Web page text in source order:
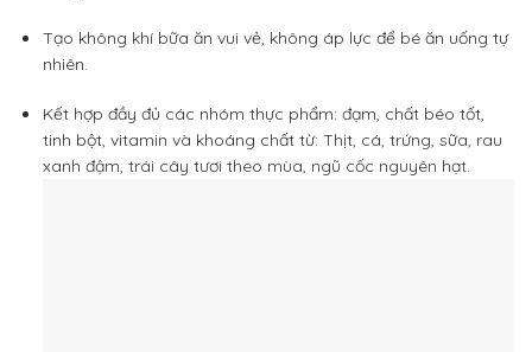
Tạo không khí bữa ăn vui vẻ, không áp lực để bé ăn uống tự
nhiên.
Kết hợp đầy đủ các nhóm thực phẩm: đạm, chất béo tốt,
tinh bột, vitamin và khoáng chất từ: Thịt, cá, trứng, sữa, rau
xanh đậm, trái cây tươi theo mùa, ngũ cốc nguyên hạt.